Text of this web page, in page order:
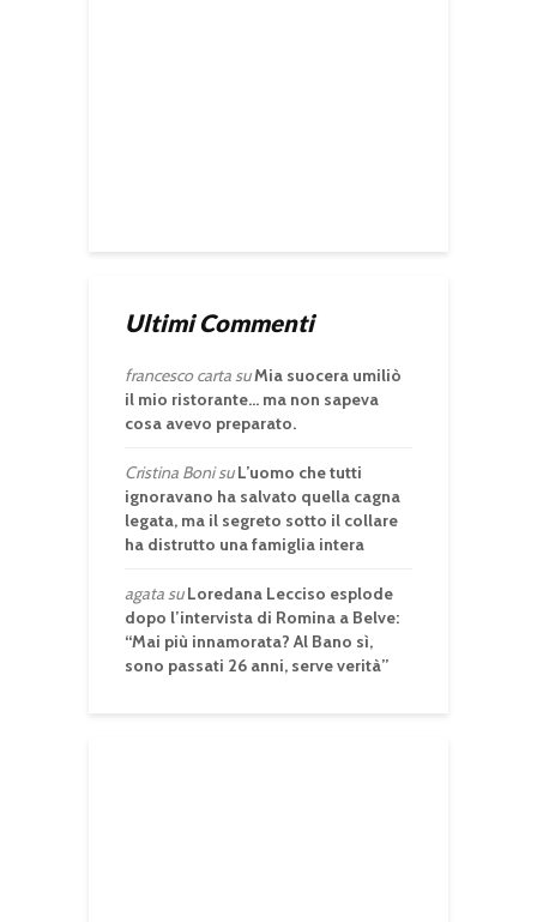
Ultimi Commenti
francesco cartasuMia suocera umiliò
il mio ristorante… ma non sapeva
cosa avevo preparato.
Cristina BonisuL’uomo che tutti
ignoravano ha salvato quella cagna
legata, ma il segreto sotto il collare
ha distrutto una famiglia intera
agatasuLoredana Lecciso esplode
dopo l’intervista di Romina a Belve:
“Mai più innamorata? Al Bano sì,
sono passati 26 anni, serve verità”